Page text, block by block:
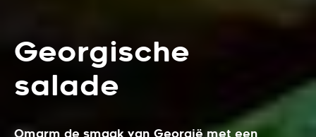
Georgische
salade
Omarm de smaak van Georgië met een